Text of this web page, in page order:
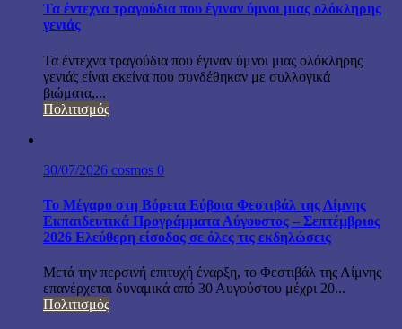
Τα έντεχνα τραγούδια που έγιναν ύμνοι μιας ολόκληρης
γενιάς
Τα έντεχνα τραγούδια που έγιναν ύμνοι μιας ολόκληρης
γενιάς είναι εκείνα που συνδέθηκαν με συλλογικά
βιώματα,...
Πολιτισμός
30/07/2026 cosmos 0
Το Μέγαρο στη Βόρεια Εύβοια Φεστιβάλ της Λίμνης
Εκπαιδευτικά Προγράμματα Αύγουστος – Σεπτέμβριος
2026 Ελεύθερη είσοδος σε όλες τις εκδηλώσεις
Μετά την περσινή επιτυχή έναρξη, το Φεστιβάλ της Λίμνης
επανέρχεται δυναμικά από 30 Αυγούστου μέχρι 20...
Πολιτισμός